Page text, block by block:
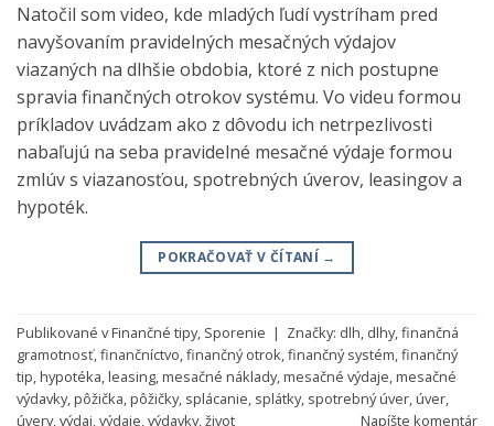
Natočil som video, kde mladých ľudí vystríham pred
navyšovaním pravidelných mesačných výdajov
viazaných na dlhšie obdobia, ktoré z nich postupne
spravia finančných otrokov systému. Vo videu formou
príkladov uvádzam ako z dôvodu ich netrpezlivosti
nabaľujú na seba pravidelné mesačné výdaje formou
zmlúv s viazanosťou, spotrebných úverov, leasingov a
hypoték.
POKRAČOVAŤ V ČÍTANÍ →
Publikované vFinančné tipy, Sporenie | Značky: dlh, dlhy,finančná
gramotnosť,finančníctvo,finančný otrok,finančný systém,finančný
tip,hypotéka,leasing,mesačné náklady,mesačné výdaje,mesačné
výdavky,pôžička,pôžičky, splácanie, splátky, spotrebný úver,úver,
úvery,výdaj,výdaje,výdavky,život Napíšte komentár